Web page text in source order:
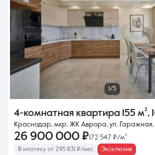
1/5
4-комнатная квартира 155 м²,
Краснодар, мкр. ЖК Аврора, ул. Гаражная,
26 900 000 ₽172 547 ₽/м²
В ипотеку от 295 831 ₽/мес Эксклюзив